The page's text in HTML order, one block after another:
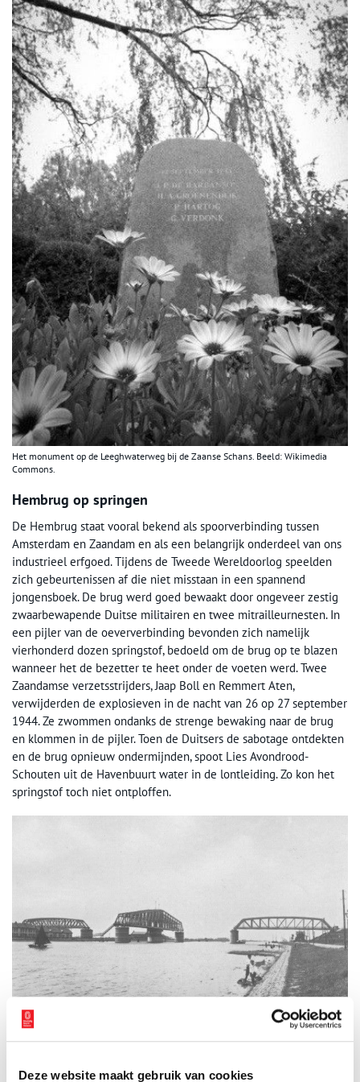
Deze website maakt gebruik van cookies
Het monument op de Leeghwaterweg bij de Zaanse Schans. Beeld: Wikimedia
Commons.
Hembrug op springen
De Hembrug staat vooral bekend als spoorverbinding tussen
Amsterdam en Zaandam en als een belangrijk onderdeel van ons
industrieel erfgoed. Tijdens de Tweede Wereldoorlog speelden
zich gebeurtenissen af die niet misstaan in een spannend
jongensboek. De brug werd goed bewaakt door ongeveer zestig
zwaarbewapende Duitse militairen en twee mitrailleurnesten. In
een pijler van de oeververbinding bevonden zich namelijk
vierhonderd dozen springstof, bedoeld om de brug op te blazen
wanneer het de bezetter te heet onder de voeten werd. Twee
Zaandamse verzetsstrijders, Jaap Boll en Remmert Aten,
verwijderden de explosieven in de nacht van 26 op 27 september
1944. Ze zwommen ondanks de strenge bewaking naar de brug
en klommen in de pijler. Toen de Duitsers de sabotage ontdekten
en de brug opnieuw ondermijnden, spoot Lies Avondrood-
Schouten uit de Havenbuurt water in de lontleiding. Zo kon het
springstof toch niet ontploffen.